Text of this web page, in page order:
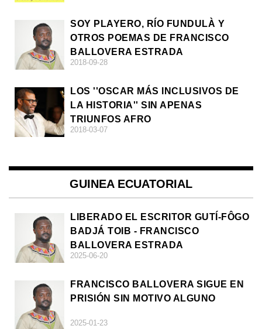
SOY PLAYERO, RÍO FUNDULÀ Y
OTROS POEMAS DE FRANCISCO
BALLOVERA ESTRADA
2018-09-28
LOS ''OSCAR MÁS INCLUSIVOS DE
LA HISTORIA'' SIN APENAS
TRIUNFOS AFRO
2018-03-07
GUINEA ECUATORIAL
LIBERADO EL ESCRITOR GUTÍ-FÔGO
BADJÁ TOIB - FRANCISCO
BALLOVERA ESTRADA
2025-06-20
FRANCISCO BALLOVERA SIGUE EN
PRISIÓN SIN MOTIVO ALGUNO
2025-01-23